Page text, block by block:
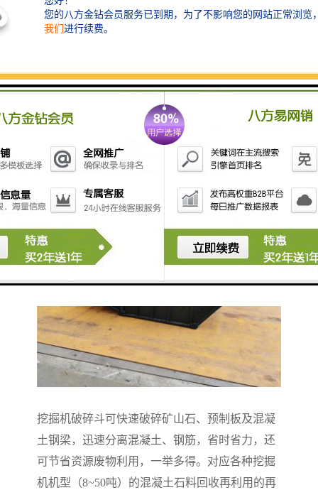
费用，总体来说这款挖掘机破碎斗移动方便，无
论到哪都是破碎站。移动式破碎机铲斗通常安装
行业中各种矿石与大块物料的破碎。一机多用，
特别对建筑混凝土的破碎回收利用和山区道路修
建，具有良好的灵活性和成本优势。
挖掘机破碎斗可快速破碎矿山石、预制板及混凝
土钢梁，迅速分离混凝土、钢筋，省时省力，还
可节省资源废物利用，一举多得。对应各种挖掘
机机型（8~50吨）的混凝土石料回收再利用的再